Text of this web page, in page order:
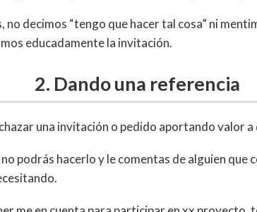
no decimos “tengo que hacer tal cosa” ni
educadamente la invitación.
2. Dando una referencia
una invitación o pedido aportando valor
podrás hacerlo y le comentas de alguien que